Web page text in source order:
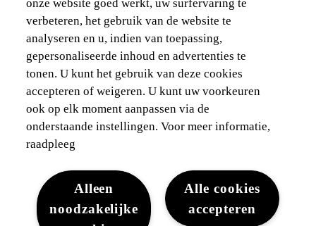
Waarborgen & financieringen
Ontdek Lexus
Wettelijke vermelding
Juridisch WLTP Gegevensbescherming
onze website goed werkt, uw surfervaring te
verbeteren, het gebruik van de website te
analyseren en u, indien van toepassing,
gepersonaliseerde inhoud en advertenties te
tonen. U kunt het gebruik van deze cookies
accepteren of weigeren. U kunt uw voorkeuren
ook op elk moment aanpassen via de
onderstaande instellingen. Voor meer informatie,
raadpleeg
Alle cookies
accepteren
Alleen
noodzakelijke